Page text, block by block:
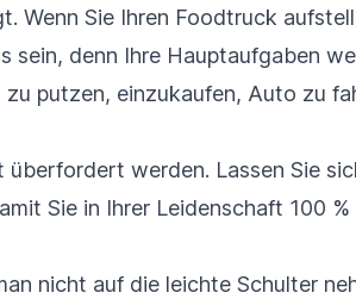
Wenn Sie Ihren Foodtruck
sein, denn Ihre Hauptaufgaben
putzen, einzukaufen, Auto zu
werden. Lassen Sie
Sie in Ihrer Leidenschaft 100
nicht auf die leichte Schulter